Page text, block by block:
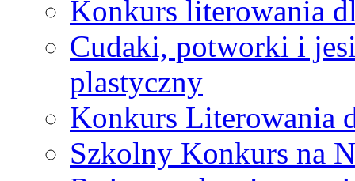
Konkurs literowania
Cudaki, potworki i
plastyczny
Konkurs Literowania
Szkolny Konkurs na